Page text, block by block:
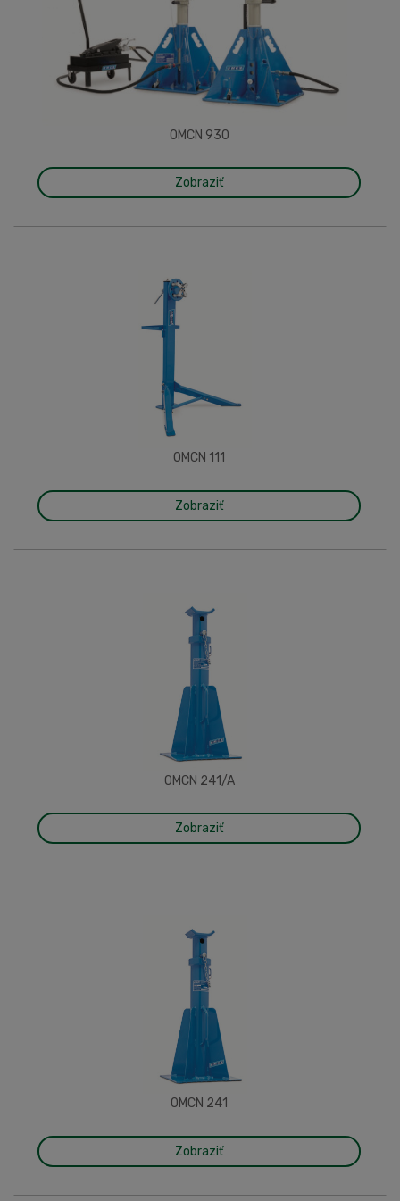
OMCN 930
Zobraziť
OMCN 111
Zobraziť
OMCN 241/A
Zobraziť
OMCN 241
Zobraziť